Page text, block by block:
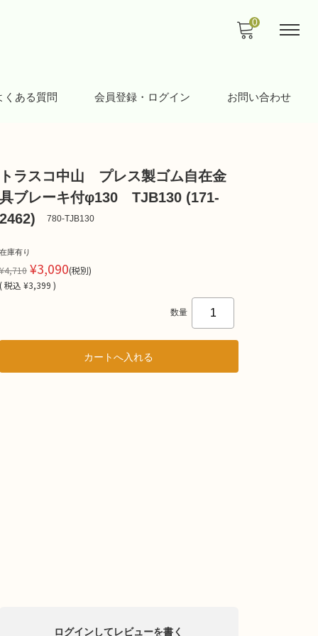
くある質問 会員登録・ログイン お問い合わせ
0
ラスコ中山 プレス製ゴム自在金
ブレーキ付φ130 TJB130 (171-
780-TJB130
庫有り
¥3,090(税別)
税込 ¥3,399 )
数量
ログインしてレビューを書く